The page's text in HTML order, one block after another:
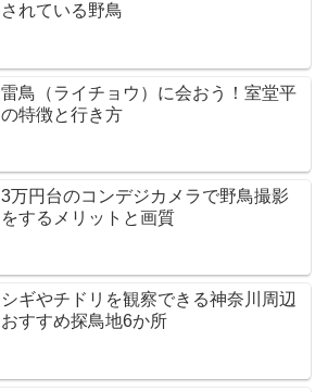
されている野鳥
雷鳥（ライチョウ）に会おう！室堂平
の特徴と行き方
3万円台のコンデジカメラで野鳥撮影
をするメリットと画質
シギやチドリを観察できる神奈川周辺
おすすめ探鳥地6か所